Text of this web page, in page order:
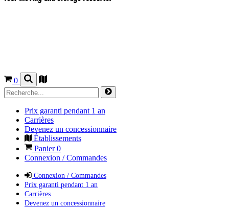
0
Prix garanti pendant 1 an
Carrières
Devenez un concessionnaire
Établissements
Panier0
Connexion / Commandes
Connexion / Commandes
Prix garanti pendant 1 an
Carrières
Devenez un concessionnaire